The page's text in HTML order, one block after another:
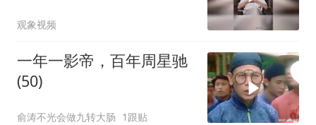
观象视频
一年一影帝，百年周星驰
(50)
俞涛不光会做九转大肠 1跟贴